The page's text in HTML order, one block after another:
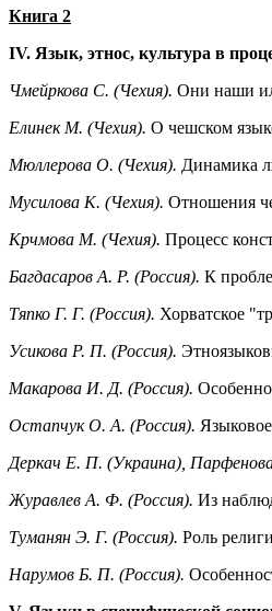
Книга 2
IV. Язык, этнос, культура в
Чмейркова С. (Чехия). Они наши
Елинек М. (Чехия). О чешском
Мюллерова О. (Чехия). Динамика
Мусилова К. (Чехия). Отношения
Крчмова М. (Чехия). Процесс
Багдасаров А. Р. (Россия). К
Тяпко Г. Г. (Россия). Хорватское
Усикова Р. П. (Россия).
Макарова И. Д. (Россия).
Остапчук О. А. (Россия).
Деркач Е. П. (Украина),
Журавлев А. Ф. (Россия). Из
Туманян Э. Г. (Россия). Роль
Нарумов Б. П. (Россия).